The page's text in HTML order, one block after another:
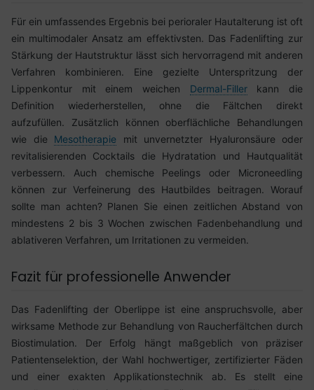
Für ein umfassendes Ergebnis bei perioraler Hautalterung ist oft
ein multimodaler Ansatz am effektivsten. Das Fadenlifting zur
Stärkung der Hautstruktur lässt sich hervorragend mit anderen
Verfahren kombinieren. Eine gezielte Unterspritzung der
Lippenkontur mit einem weichen Dermal-Fillerkann die
Definition wiederherstellen, ohne die Fältchen direkt
aufzufüllen. Zusätzlich können oberflächliche Behandlungen
wie die Mesotherapie mit unvernetzter Hyaluronsäure oder
revitalisierenden Cocktails die Hydratation und Hautqualität
verbessern. Auch chemische Peelings oder Microneedling
können zur Verfeinerung des Hautbildes beitragen. Worauf
sollte man achten? Planen Sie einen zeitlichen Abstand von
mindestens 2 bis 3 Wochen zwischen Fadenbehandlung und
ablativeren Verfahren, um Irritationen zu vermeiden.
Fazit für professionelle Anwender
Das Fadenlifting der Oberlippe ist eine anspruchsvolle, aber
wirksame Methode zur Behandlung von Raucherfältchen durch
Biostimulation. Der Erfolg hängt maßgeblich von präziser
Patientenselektion, der Wahl hochwertiger, zertifizierter Fäden
und einer exakten Applikationstechnik ab. Es stellt eine